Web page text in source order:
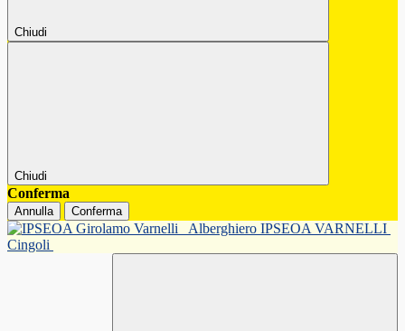
Chiudi
Chiudi
Conferma
Annulla Conferma
Alberghiero IPSEOA VARNELLI
Cingoli